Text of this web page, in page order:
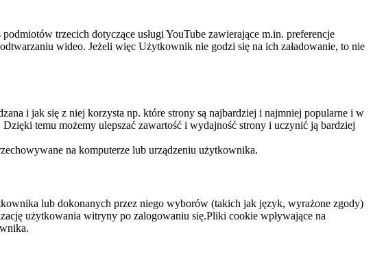
trzecich dotyczące usługi YouTube zawierające m.in. preferencje
wideo. Jeżeli więc Użytkownik nie godzi się na ich załadowanie, to nie
i jak się z niej korzysta np. które strony są najbardziej i najmniej popularne i w
temu możemy ulepszać zawartość i wydajność strony i uczynić ją bardziej
na komputerze lub urządzeniu użytkownika.
lub dokonanych przez niego wyborów (takich jak język, wyrażone zgody)
użytkowania witryny po zalogowaniu się.Pliki cookie wpływające na